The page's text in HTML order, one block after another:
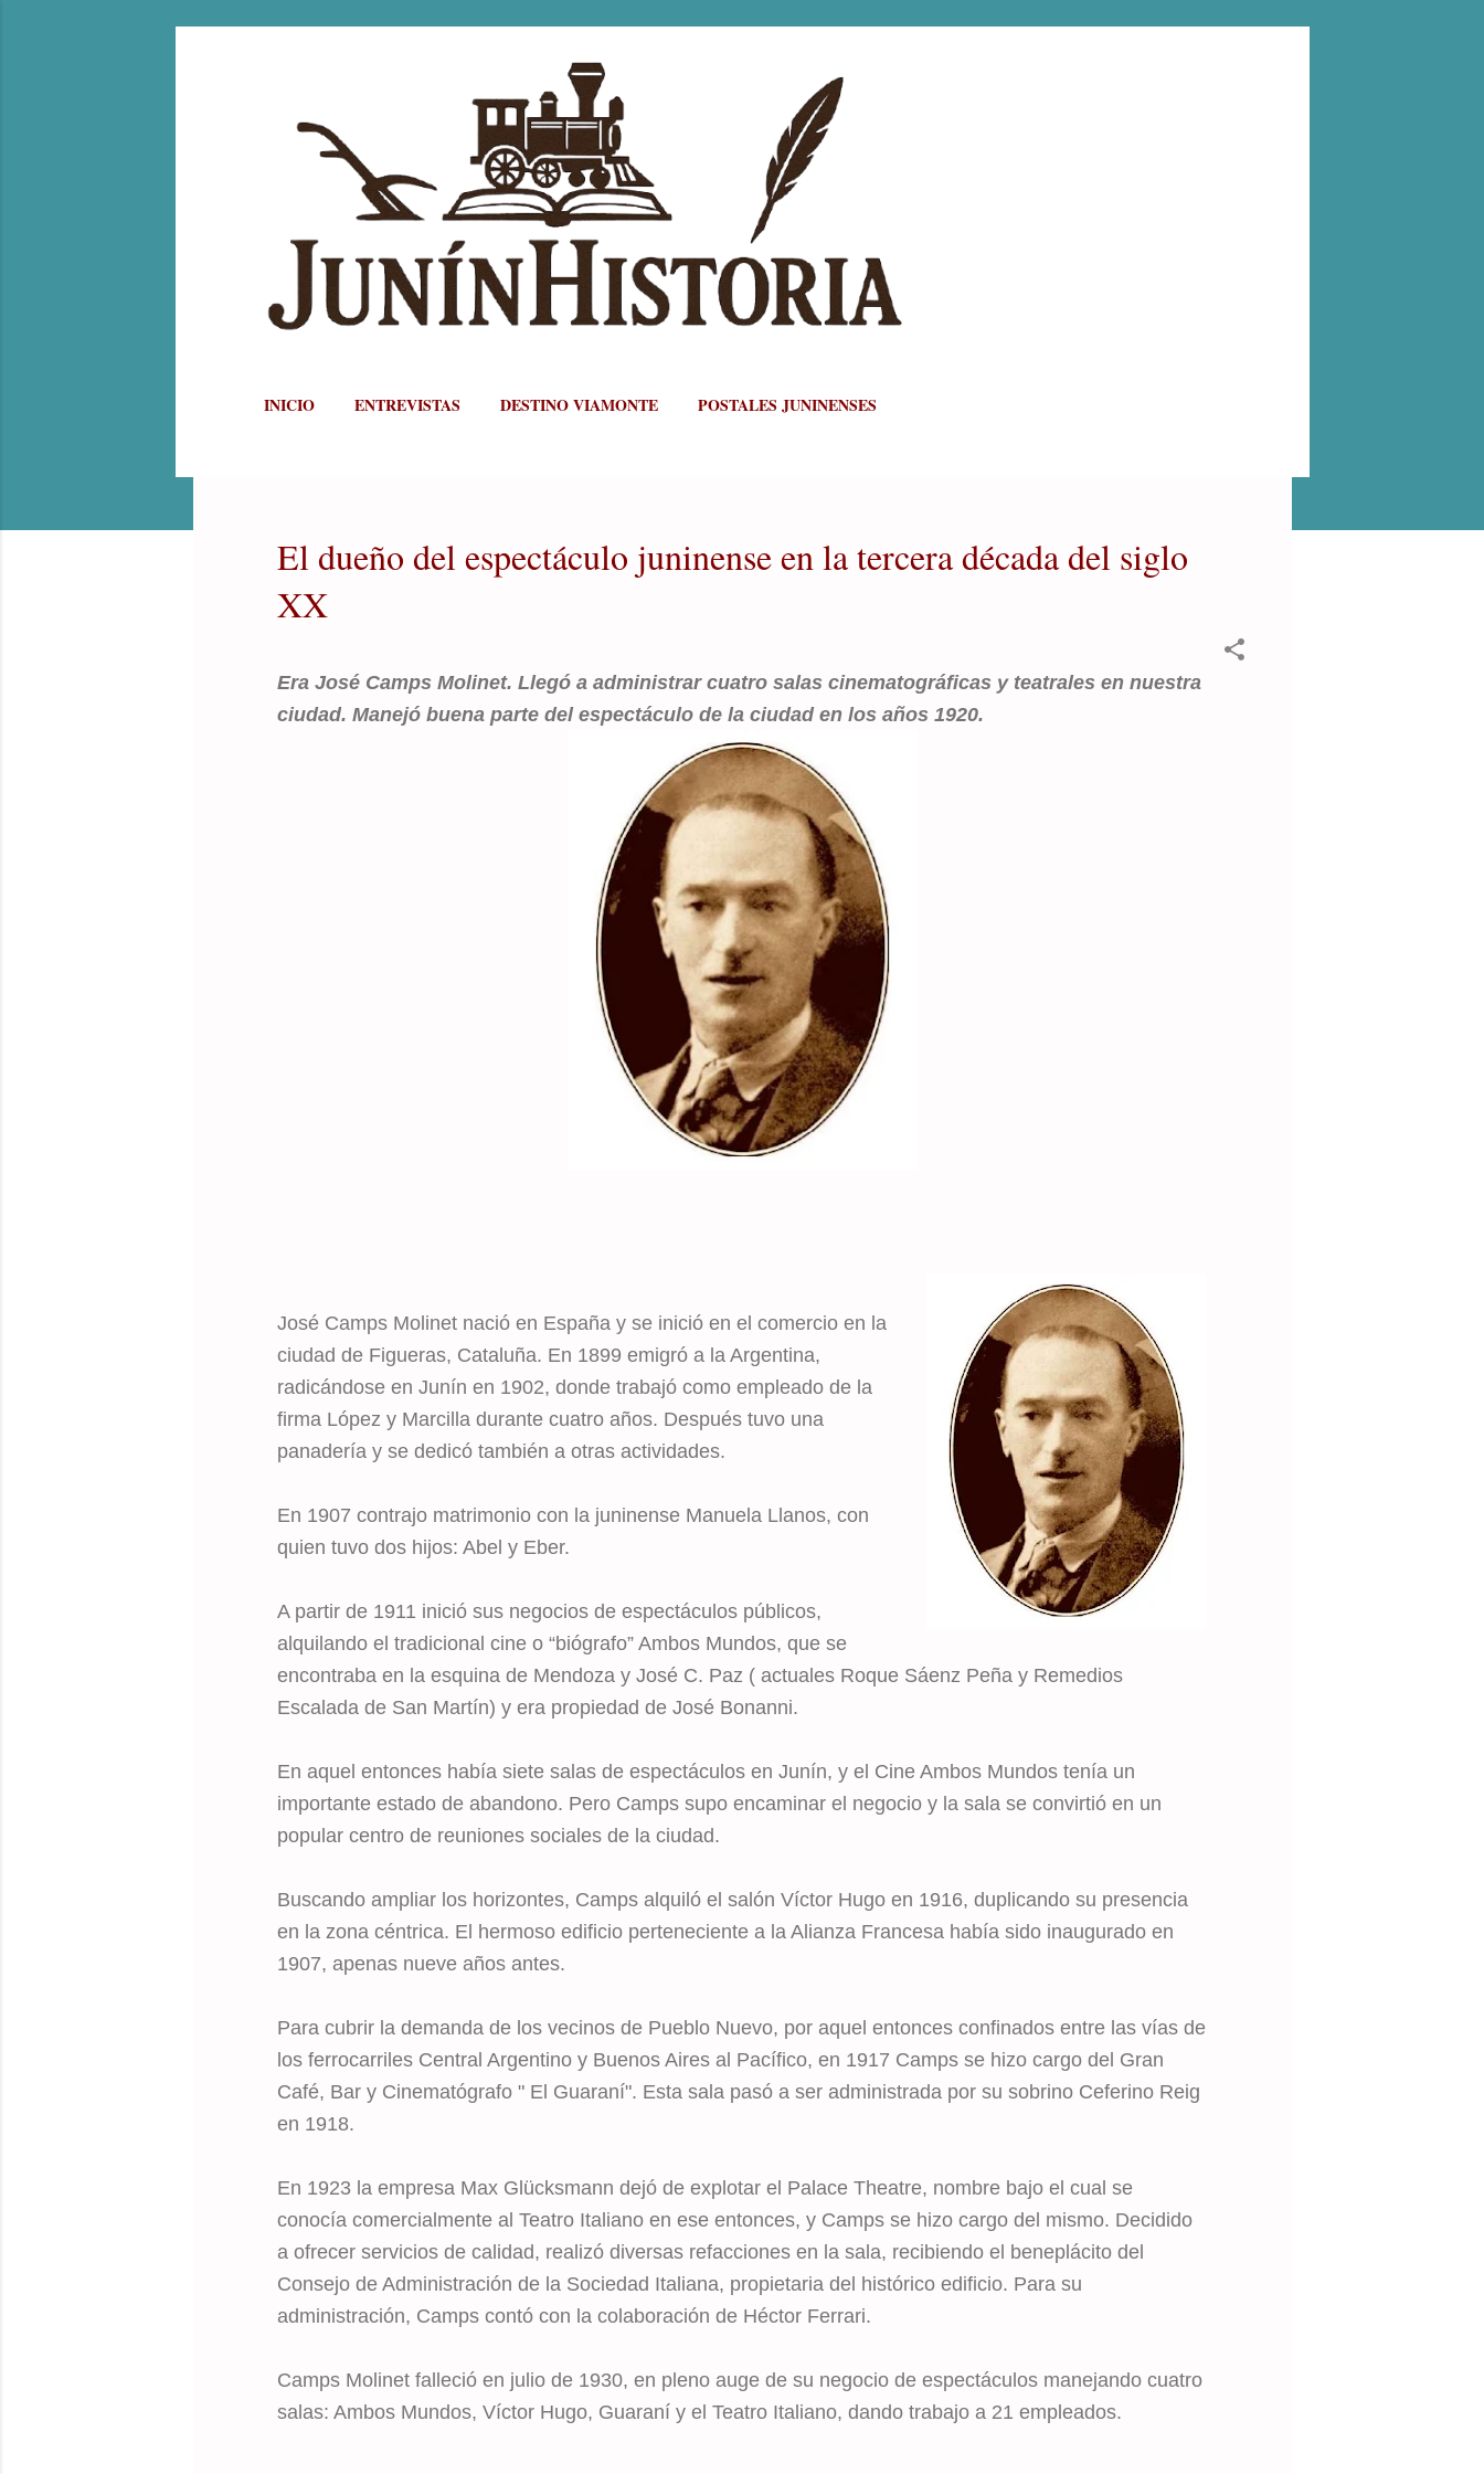
Ir al contenido principal
INICIO ENTREVISTAS DESTINO VIAMONTE POSTALES JUNINENSES
El dueño del espectáculo juninense en la tercera década del siglo
XX
Era José Camps Molinet. Llegó a administrar cuatro salas cinematográficas y teatrales en nuestra
ciudad. Manejó buena parte del espectáculo de la ciudad en los años 1920.
José Camps Molinet nació en España y se inició en el comercio en la
ciudad de Figueras, Cataluña. En 1899 emigró a la Argentina,
radicándose en Junín en 1902, donde trabajó como empleado de la
firma López y Marcilla durante cuatro años. Después tuvo una
panadería y se dedicó también a otras actividades.
En 1907 contrajo matrimonio con la juninense Manuela Llanos, con
quien tuvo dos hijos: Abel y Eber.
A partir de 1911 inició sus negocios de espectáculos públicos,
alquilando el tradicional cine o “biógrafo” Ambos Mundos, que se
encontraba en la esquina de Mendoza y José C. Paz ( actuales Roque Sáenz Peña y Remedios
Escalada de San Martín) y era propiedad de José Bonanni.
En aquel entonces había siete salas de espectáculos en Junín, y el Cine Ambos Mundos tenía un
importante estado de abandono. Pero Camps supo encaminar el negocio y la sala se convirtió en un
popular centro de reuniones sociales de la ciudad.
Buscando ampliar los horizontes, Camps alquiló el salón Víctor Hugo en 1916, duplicando su presencia
en la zona céntrica. El hermoso edificio perteneciente a la Alianza Francesa había sido inaugurado en
1907, apenas nueve años antes.
Para cubrir la demanda de los vecinos de Pueblo Nuevo, por aquel entonces confinados entre las vías de
los ferrocarriles Central Argentino y Buenos Aires al Pacífico, en 1917 Camps se hizo cargo del Gran
Café, Bar y Cinematógrafo " El Guaraní". Esta sala pasó a ser administrada por su sobrino Ceferino Reig
en 1918.
En 1923 la empresa Max Glücksmann dejó de explotar el Palace Theatre, nombre bajo el cual se
conocía comercialmente al Teatro Italiano en ese entonces, y Camps se hizo cargo del mismo. Decidido
a ofrecer servicios de calidad, realizó diversas refacciones en la sala, recibiendo el beneplácito del
Consejo de Administración de la Sociedad Italiana, propietaria del histórico edificio. Para su
administración, Camps contó con la colaboración de Héctor Ferrari.
Camps Molinet falleció en julio de 1930, en pleno auge de su negocio de espectáculos manejando cuatro
salas: Ambos Mundos, Víctor Hugo, Guaraní y el Teatro Italiano, dando trabajo a 21 empleados.